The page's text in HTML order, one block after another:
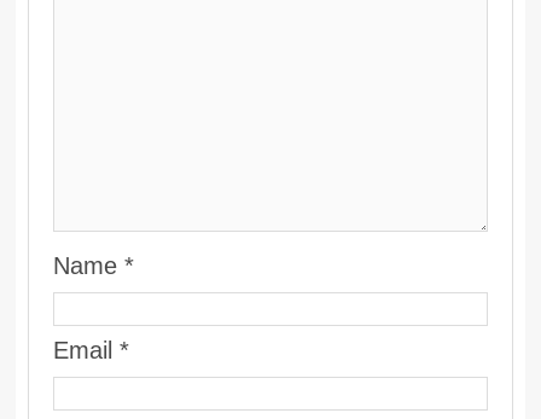
Name*
Email*